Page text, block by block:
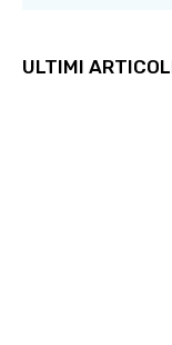
ULTIMI